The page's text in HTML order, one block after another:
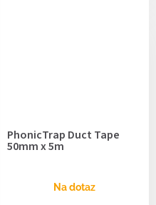
PhonicTrap Duct Tape
50mm x 5m
Na dotaz